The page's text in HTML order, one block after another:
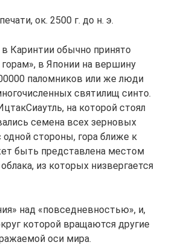
ок. 2500 г. до н. э.
Каринтии обычно принято
в Японии на вершину
паломников или же люди
святилищ синто.
на которой стоял
семена всех зерновых
стороны, гора ближе к
быть представлена местом
из которых низвергается
над «повседневностью», и,
которой вращаются другие
оси мира.